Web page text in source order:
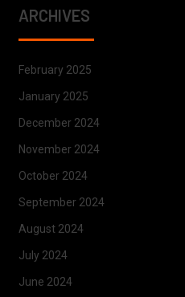
ARCHIVES
February 2025
January 2025
December 2024
November 2024
October 2024
September 2024
August 2024
July 2024
June 2024